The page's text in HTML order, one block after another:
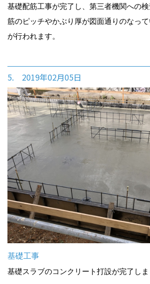
基礎配筋工事が完了し、第三者機関への
筋のピッチやかぶり厚が図面通りのなっ
が行われます。
5. 2019年02月05日
基礎工事
基礎スラブのコンクリート打設が完了しま